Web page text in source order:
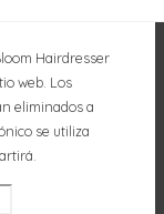
Hairdresser
web. Los
eliminados a
se utiliza